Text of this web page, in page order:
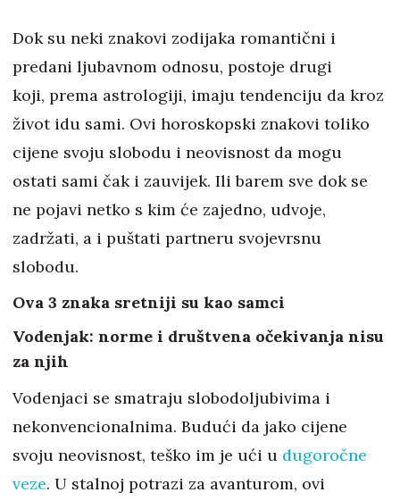
Dok su neki znakovi zodijaka romantični i
predani ljubavnom odnosu, postoje drugi
koji, prema astrologiji, imaju tendenciju da kroz
život idu sami. Ovi horoskopski znakovi toliko
cijene svoju slobodu i neovisnost da mogu
ostati sami čak i zauvijek. Ili barem sve dok se
ne pojavi netko s kim će zajedno, udvoje,
zadržati, a i puštati partneru svojevrsnu
slobodu.
Ova 3 znaka sretniji su kao samci
Vodenjak: norme i društvena očekivanja nisu
za njih
Vodenjaci se smatraju slobodoljubivima i
nekonvencionalnima. Budući da jako cijene
svoju neovisnost, teško im je ući u dugoročne
veze. U stalnoj potrazi za avanturom, ovi